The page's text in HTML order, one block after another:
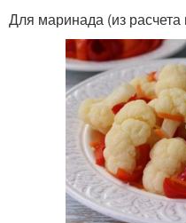
Для маринада (из